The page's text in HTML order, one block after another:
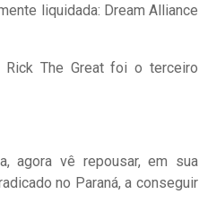
liquidada: Dream Alliance
Rick The Great foi o terceiro
agora vê repousar, em sua
no Paraná, a conseguir